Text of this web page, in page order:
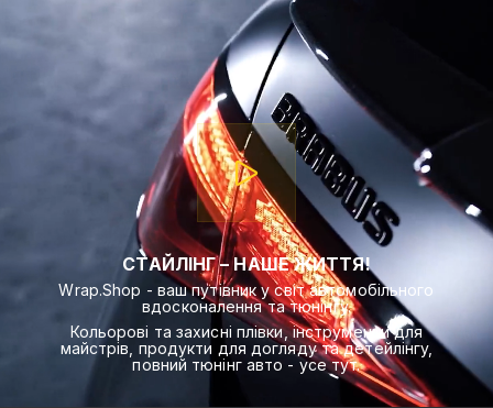
СТАЙЛІНГ – НАШЕ ЖИТТЯ!
Wrap.Shop - ваш путівник у світ автомобільного
вдосконалення та тюнінгу.
Кольорові та захисні плівки, інструменти для
майстрів, продукти для догляду та детейлінгу,
повний тюнінг авто - усе тут.